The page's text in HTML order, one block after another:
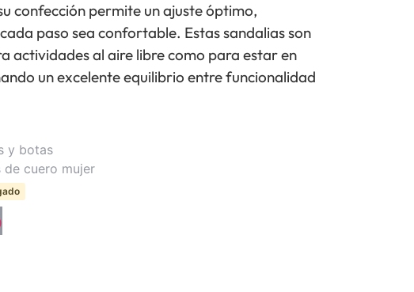
confección permite un ajuste óptimo,
paso sea confortable. Estas sandalias son
actividades al aire libre como para estar en
un excelente equilibrio entre funcionalidad
y botas
de cuero mujer